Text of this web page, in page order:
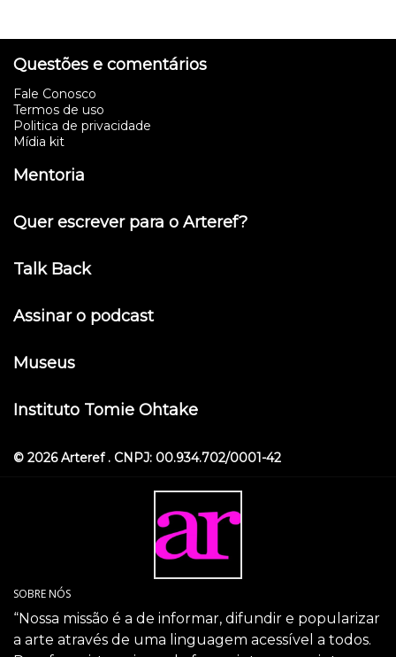
Questões e comentários
Fale Conosco
Termos de uso
Politica de privacidade
Mídia kit
Mentoria
Quer escrever para o Arteref?
Talk Back
Assinar o podcast
Museus
Instituto Tomie Ohtake
© 2026 Arteref . CNPJ: 00.934.702/0001-42
SOBRE NÓS
“Nossa missão é a de informar, difundir e popularizar
a arte através de uma linguagem acessível a todos.